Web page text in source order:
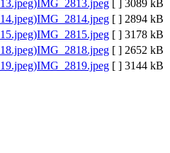
IMG_2813.jpeg
3089 kB
IMG_2814.jpeg [ ] 2894 kB
IMG_2815.jpeg [ ] 3178 kB
IMG_2818.jpeg [ ] 2652 kB
IMG_2819.jpeg [ ] 3144 kB